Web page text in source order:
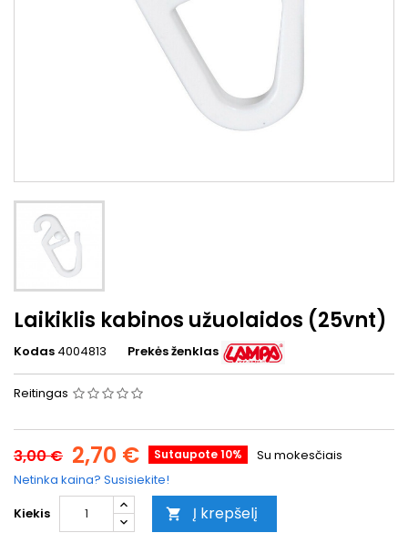
Laikiklis kabinos užuolaidos (25vnt)
Kodas 4004813 Prekės ženklas
Reitingas
3,00 € 2,70 € Sutaupote 10%
Su mokesčiais
Netinka kaina? Susisiekite!
Kiekis
 Į krepšelį